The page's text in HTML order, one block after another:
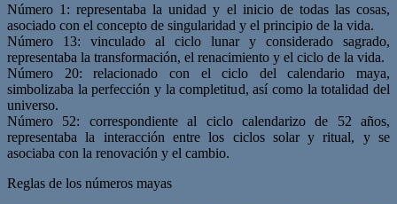
Número 1: representaba la unidad y el inicio de todas las cosas,
asociado con el concepto de singularidad y el principio de la vida.
Número 13: vinculado al ciclo lunar y considerado sagrado,
representaba la transformación, el renacimiento y el ciclo de la vida.
Número 20: relacionado con el ciclo del calendario maya,
simbolizaba la perfección y la completitud, así como la totalidad del
universo.
Número 52: correspondiente al ciclo calendarizo de 52 años,
representaba la interacción entre los ciclos solar y ritual, y se
asociaba con la renovación y el cambio.
Reglas de los números mayas